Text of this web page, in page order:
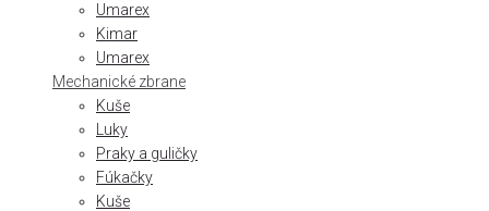
Umarex
Kimar
Umarex
Mechanické zbrane
Kuše
Luky
Praky a guličky
Fúkačky
Kuše